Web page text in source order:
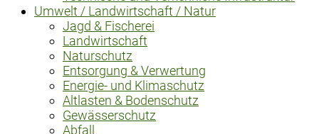
Umwelt / Landwirtschaft / Natur
Jagd & Fischerei
Landwirtschaft
Naturschutz
Entsorgung & Verwertung
Energie- und Klimaschutz
Altlasten & Bodenschutz
Gewässerschutz
Abfall